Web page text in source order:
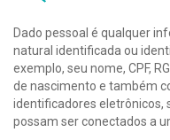
Dado pessoal é qualquer
natural identificada ou
exemplo, seu nome, CPF,
de nascimento e também
identificadores eletrônicos,
possam ser conectados a